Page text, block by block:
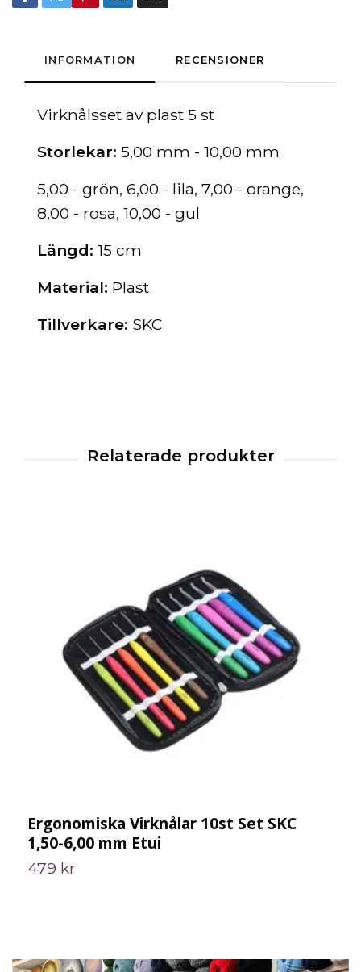
INFORMATION RECENSIONER
Virknålsset av plast 5 st
Storlekar: 5,00 mm - 10,00 mm
5,00 - grön, 6,00 - lila, 7,00 - orange,
8,00 - rosa, 10,00 - gul
Längd: 15 cm
Material: Plast
Tillverkare: SKC
Ergonomiska Virknålar 10st Set SKC
1,50-6,00 mm Etui
479 kr